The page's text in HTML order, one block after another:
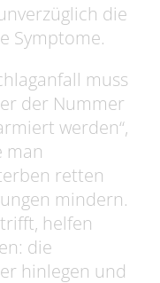
die
Symptome.
muss
der Nummer
werden“,
man
retten
mindern.
helfen
die
hinlegen und